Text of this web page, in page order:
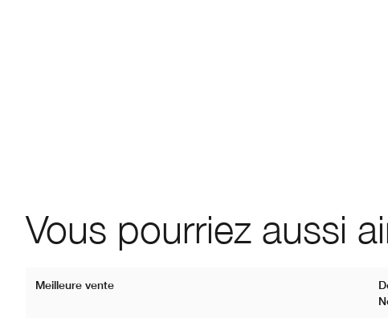
Vous pourriez aussi
Meilleure vente